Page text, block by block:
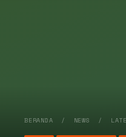
BERANDA / NEWS /